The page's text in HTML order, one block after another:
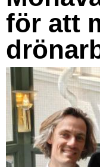
för att